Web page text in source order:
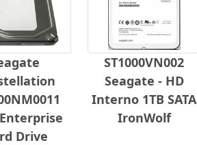
Drive
ST1000VN002
Seagate - HD
Interno 1TB SATA
IronWolf